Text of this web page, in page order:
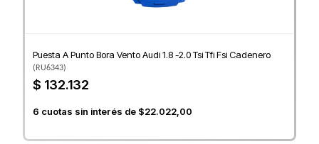
Puesta A Punto Bora Vento Audi 1.8 -2.0 Tsi Tfi Fsi Cadenero
(RU6343)
$ 132.132
6 cuotas sin interés de $22.022,00